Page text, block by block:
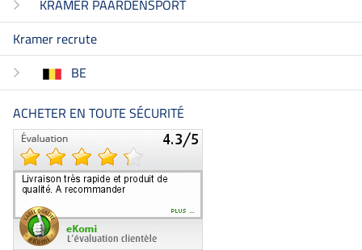
KRAMER PAARDENSPORT
Kramer recrute
BE
ACHETER EN TOUTE SÉCURITÉ